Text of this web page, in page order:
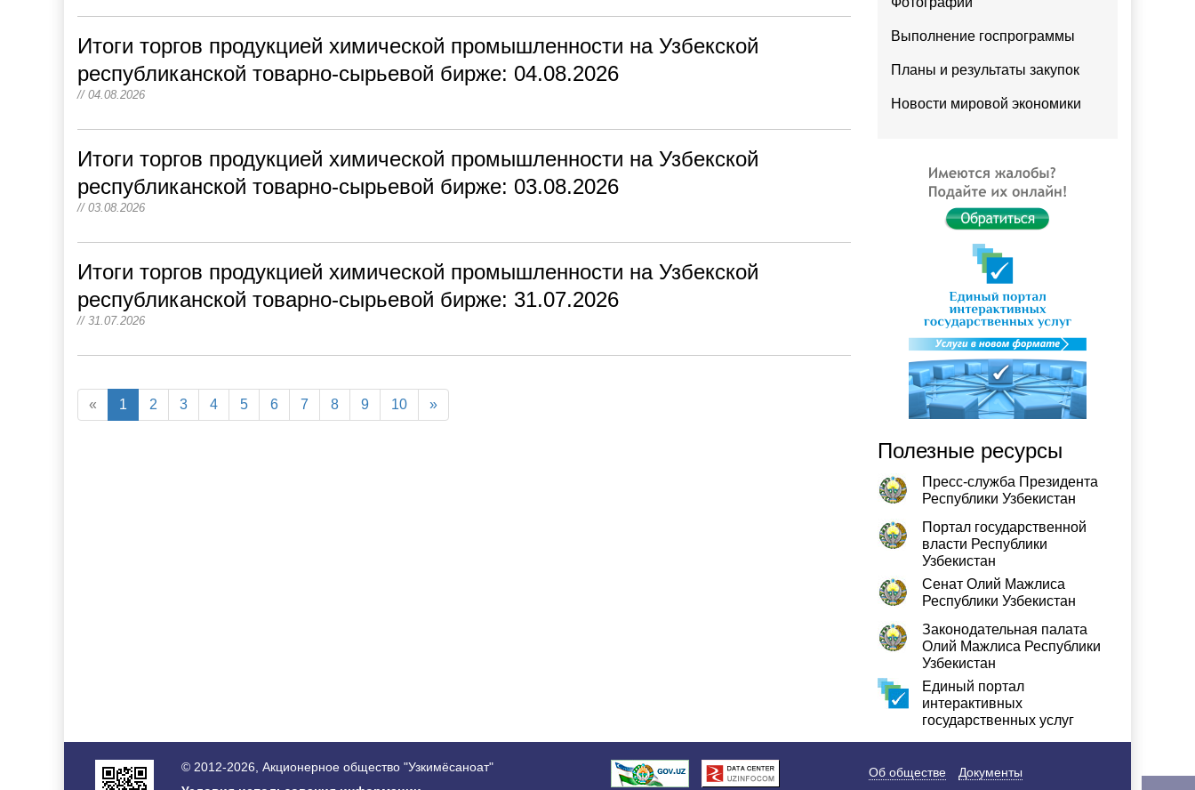
Итоги торгов продукцией химической промышленности на Узбекской
республиканской товарно-сырьевой бирже: 04.08.2026
// 04.08.2026
Итоги торгов продукцией химической промышленности на Узбекской
республиканской товарно-сырьевой бирже: 03.08.2026
// 03.08.2026
Итоги торгов продукцией химической промышленности на Узбекской
республиканской товарно-сырьевой бирже: 31.07.2026
// 31.07.2026
« 1 2 3 4 5 6 7 8 9 10 »
Выполнение госпрограммы
Планы и результаты закупок
Новости мировой экономики
Полезные ресурсы
Пресс-служба Президента
Республики Узбекистан
Портал государственной
власти Республики
Узбекистан
Сенат Олий Мажлиса
Республики Узбекистан
Законодательная палата
Олий Мажлиса Республики
Узбекистан
Единый портал
интерактивных
государственных услуг
© 2012-2026, Акционерное общество "Узкимёсаноат"
Об обществе Документы